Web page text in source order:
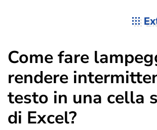
Come fare
rendere
testo in una cella
di Excel?